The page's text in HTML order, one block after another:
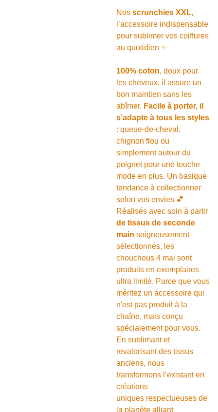
Nos scrunchies XXL,
l’accessoire indispensable
pour sublimer vos coiffures
au quotidien ✨
100% coton, doux pour
les cheveux, il assure un
bon maintien sans les
abîmer. Facile à porter, il
s’adapte à tous les styles
: queue-de-cheval,
chignon flou ou
simplement autour du
poignet pour une touche
mode en plus. Un basique
tendance à collectionner
selon vos envies 💕
Réalisés avec soin à partir
de tissus de seconde
mainsoigneusement
sélectionnés, les
chouchous 4 mai sont
produits en exemplaires
ultra limité. Parce que vous
méritez un accessoire qui
n'est pas produit à la
chaîne, mais conçu
spécialement pour vous.
En sublimant et
revalorisant des tissus
anciens, nous
transformons l’existant en
créations
uniques respectueuses de
la planète alliant